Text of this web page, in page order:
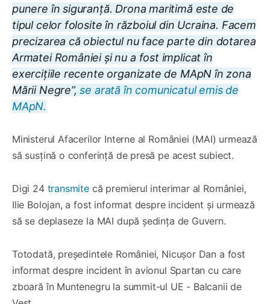
punere în siguranță. Drona maritimă este de
tipul celor folosite în războiul din Ucraina. Facem
precizarea că obiectul nu face parte din dotarea
Armatei României și nu a fost implicat în
exercițiile recente organizate de MApN în zona
Mării Negre”,se arată în comunicatul emis de
MApN.
Ministerul Afacerilor Interne al României (MAI) urmează
să susțină o conferință de presă pe acest subiect.
Digi 24 transmite că premierul interimar al României,
Ilie Bolojan, a fost informat despre incident și urmează
să se deplaseze la MAI după ședința de Guvern.
Totodată, președintele României, Nicușor Dan a fost
informat despre incident în avionul Spartan cu care
zboară în Muntenegru la summit-ul UE - Balcanii de